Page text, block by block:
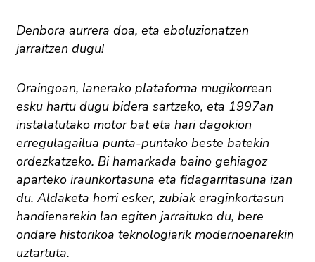
Denbora aurrera doa, eta eboluzionatzen
jarraitzen dugu!
Oraingoan, lanerako plataforma mugikorrean
esku hartu dugu bidera sartzeko, eta 1997an
instalatutako motor bat eta hari dagokion
erregulagailua punta-puntako beste batekin
ordezkatzeko. Bi hamarkada baino gehiagoz
aparteko iraunkortasuna eta fidagarritasuna izan
du. Aldaketa horri esker, zubiak eraginkortasun
handienarekin lan egiten jarraituko du, bere
ondare historikoa teknologiarik modernoenarekin
uztartuta.